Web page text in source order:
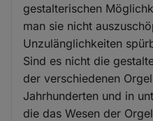
gestalterischen
man sie nicht
Unzulänglichkeiten
Sind es nicht die
der verschiedenen
Jahrhunderten und in
die das Wesen der